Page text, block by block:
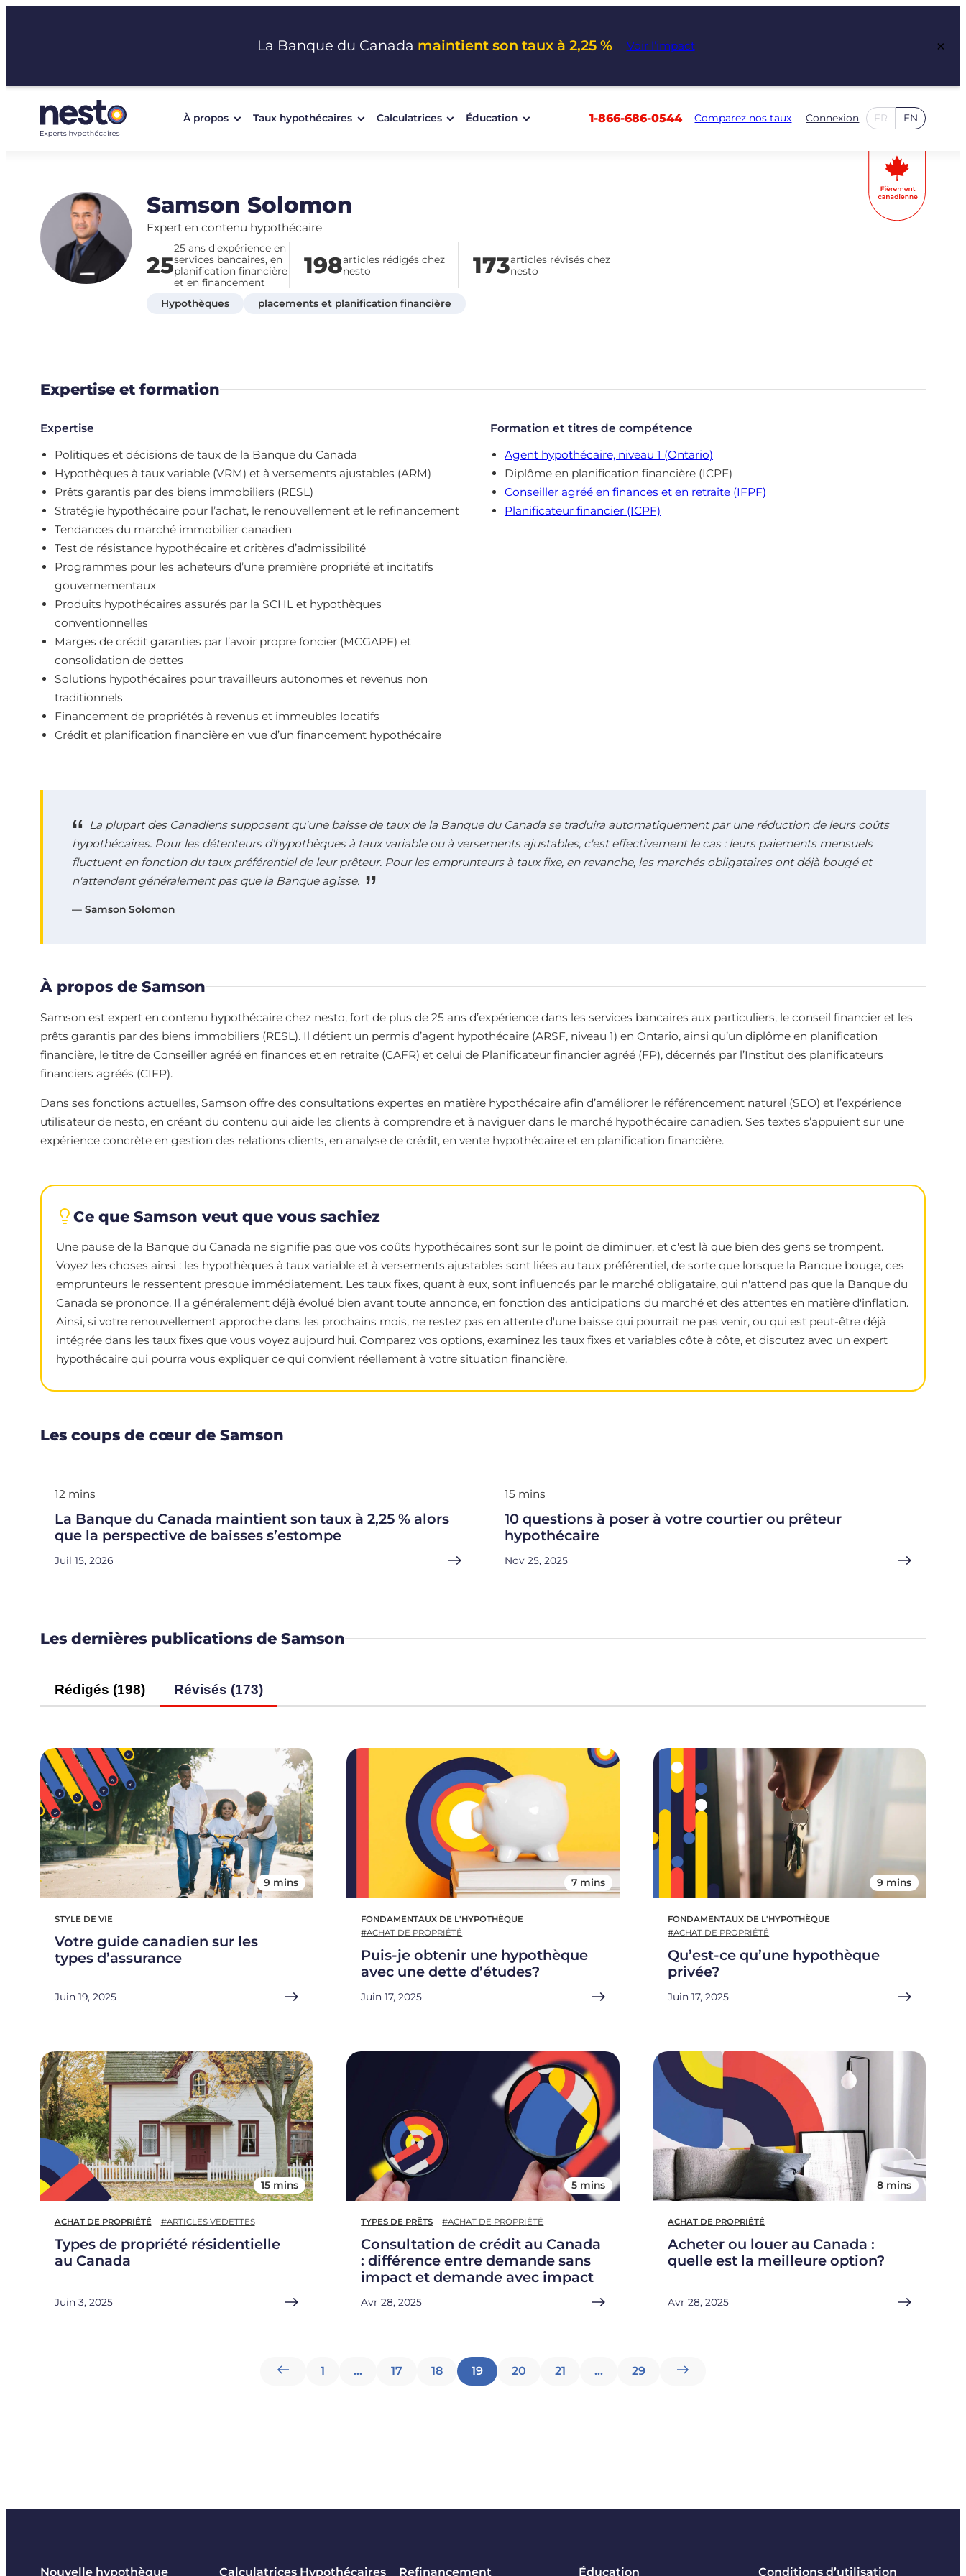
La Banque du Canada maintient son taux à 2,25 % Voir l’impact ×
À propos Taux hypothécaires Calculatrices Éducation 1-866-686-0544 Comparez nos taux Connexion FR EN
Samson Solomon
Expert en contenu hypothécaire
25
25 ans d'expérience en
services bancaires, en
planification financière
et en financement
198articles rédigés chez
nesto
173articles révisés chez
nesto
Hypothèques placements et planification financière
Expertise et formation
Expertise
Politiques et décisions de taux de la Banque du Canada
Hypothèques à taux variable (VRM) et à versements ajustables (ARM)
Prêts garantis par des biens immobiliers (RESL)
Stratégie hypothécaire pour l’achat, le renouvellement et le refinancement
Tendances du marché immobilier canadien
Test de résistance hypothécaire et critères d’admissibilité
Programmes pour les acheteurs d’une première propriété et incitatifs
gouvernementaux
Produits hypothécaires assurés par la SCHL et hypothèques
conventionnelles
Marges de crédit garanties par l’avoir propre foncier (MCGAPF) et
consolidation de dettes
Solutions hypothécaires pour travailleurs autonomes et revenus non
traditionnels
Financement de propriétés à revenus et immeubles locatifs
Crédit et planification financière en vue d’un financement hypothécaire
Formation et titres de compétence
Agent hypothécaire, niveau 1 (Ontario)
Diplôme en planification financière (ICPF)
Conseiller agréé en finances et en retraite (IFPF)
Planificateur financier (ICPF)
La plupart des Canadiens supposent qu'une baisse de taux de la Banque du Canada se traduira automatiquement par une réduction de leurs coûts
hypothécaires. Pour les détenteurs d'hypothèques à taux variable ou à versements ajustables, c'est effectivement le cas : leurs paiements mensuels
fluctuent en fonction du taux préférentiel de leur prêteur. Pour les emprunteurs à taux fixe, en revanche, les marchés obligataires ont déjà bougé et
n'attendent généralement pas que la Banque agisse.
— Samson Solomon
À propos de Samson
Samson est expert en contenu hypothécaire chez nesto, fort de plus de 25 ans d’expérience dans les services bancaires aux particuliers, le conseil financier et les
prêts garantis par des biens immobiliers (RESL). Il détient un permis d’agent hypothécaire (ARSF, niveau 1) en Ontario, ainsi qu’un diplôme en planification
financière, le titre de Conseiller agréé en finances et en retraite (CAFR) et celui de Planificateur financier agréé (FP), décernés par l’Institut des planificateurs
financiers agréés (CIFP).
Dans ses fonctions actuelles, Samson offre des consultations expertes en matière hypothécaire afin d’améliorer le référencement naturel (SEO) et l’expérience
utilisateur de nesto, en créant du contenu qui aide les clients à comprendre et à naviguer dans le marché hypothécaire canadien. Ses textes s’appuient sur une
expérience concrète en gestion des relations clients, en analyse de crédit, en vente hypothécaire et en planification financière.
Ce que Samson veut que vous sachiez
Une pause de la Banque du Canada ne signifie pas que vos coûts hypothécaires sont sur le point de diminuer, et c'est là que bien des gens se trompent.
Voyez les choses ainsi : les hypothèques à taux variable et à versements ajustables sont liées au taux préférentiel, de sorte que lorsque la Banque bouge, ces
emprunteurs le ressentent presque immédiatement. Les taux fixes, quant à eux, sont influencés par le marché obligataire, qui n'attend pas que la Banque du
Canada se prononce. Il a généralement déjà évolué bien avant toute annonce, en fonction des anticipations du marché et des attentes en matière d'inflation.
Ainsi, si votre renouvellement approche dans les prochains mois, ne restez pas en attente d'une baisse qui pourrait ne pas venir, ou qui est peut-être déjà
intégrée dans les taux fixes que vous voyez aujourd'hui. Comparez vos options, examinez les taux fixes et variables côte à côte, et discutez avec un expert
hypothécaire qui pourra vous expliquer ce qui convient réellement à votre situation financière.
Les coups de cœur de Samson
12 mins
La Banque du Canada maintient son taux à 2,25 % alors
que la perspective de baisses s’estompe
Juil 15, 2026
15 mins
10 questions à poser à votre courtier ou prêteur
hypothécaire
Nov 25, 2025
Les dernières publications de Samson
Rédigés (198) Révisés (173)
9 mins
STYLE DE VIE
Votre guide canadien sur les
types d’assurance
Juin 19, 2025
7 mins
FONDAMENTAUX DE L'HYPOTHÈQUE
#ACHAT DE PROPRIÉTÉ
Puis-je obtenir une hypothèque
avec une dette d’études?
Juin 17, 2025
9 mins
FONDAMENTAUX DE L'HYPOTHÈQUE
#ACHAT DE PROPRIÉTÉ
Qu’est-ce qu’une hypothèque
privée?
Juin 17, 2025
15 mins
ACHAT DE PROPRIÉTÉ #ARTICLES VEDETTES
Types de propriété résidentielle
au Canada
Juin 3, 2025
5 mins
TYPES DE PRÊTS #ACHAT DE PROPRIÉTÉ
Consultation de crédit au Canada
: différence entre demande sans
impact et demande avec impact
Avr 28, 2025
8 mins
ACHAT DE PROPRIÉTÉ
Acheter ou louer au Canada :
quelle est la meilleure option?
Avr 28, 2025
Pagination
1 … 17 18 19 20 21 … 29
Nouvelle hypothèque Calculatrices Hypothécaires Refinancement Éducation Conditions d’utilisation